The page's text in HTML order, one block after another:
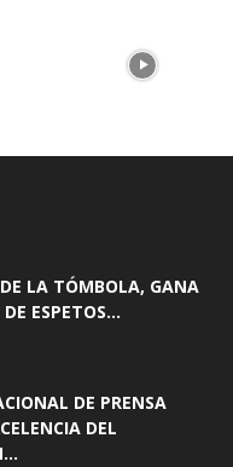
DE LA TÓMBOLA, GANA
ESPETOS...
DE PRENSA
DEL